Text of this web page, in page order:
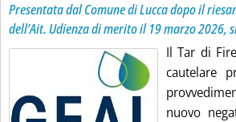
Presentata dal Comune di Lucca dopo il
dell’Ait. Udienza di merito il 19 marzo 2026,
Il Tar di
cautelare
nuovo